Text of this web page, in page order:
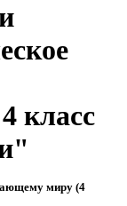
класс
миру (4